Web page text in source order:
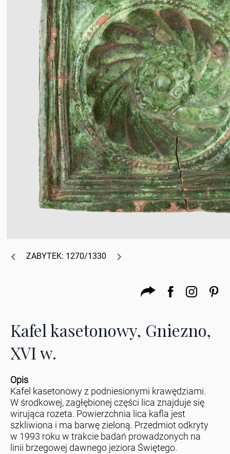
ZABYTEK: 1270/1330
Kafel kasetonowy, Gniezno,
XVI w.
Opis
Kafel kasetonowy z podniesionymi krawędziami.
W środkowej, zagłębionej części lica znajduje się
wirująca rozeta. Powierzchnia lica kafla jest
szkliwiona i ma barwę zieloną. Przedmiot odkryty
w 1993 roku w trakcie badań prowadzonych na
linii brzegowej dawnego jeziora Świętego.